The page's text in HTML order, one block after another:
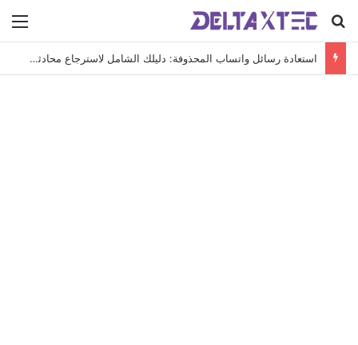
بحث عن
استعادة رسائل واتساب المحذوفة: دليلك الشامل لاسترجاع محادثاتك الهامة